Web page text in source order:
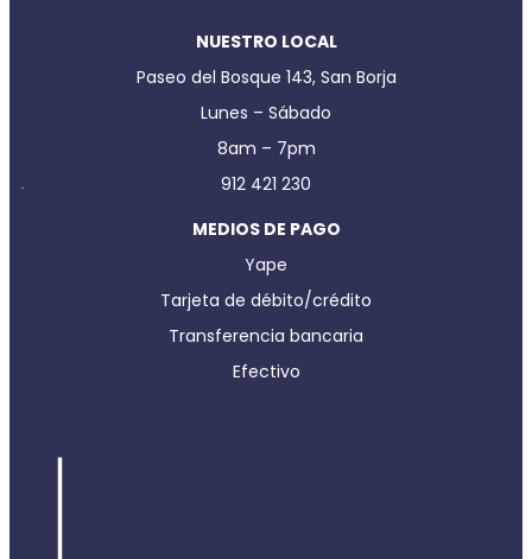
NUESTRO LOCAL
Paseo del Bosque 143, San Borja
Lunes – Sábado
8am – 7pm
912 421 230
MEDIOS DE PAGO
Yape
Tarjeta de débito/crédito
Transferencia bancaria
Efectivo